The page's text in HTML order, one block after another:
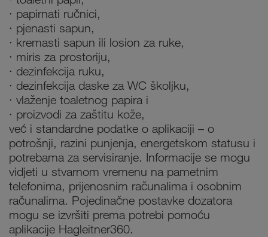
· papirnati ručnici,
· pjenasti sapun,
· kremasti sapun ili losion za ruke,
· miris za prostoriju,
· dezinfekcija ruku,
· dezinfekcija daske za WC školjku,
· vlaženje toaletnog papira i
· proizvodi za zaštitu kože,
već i standardne podatke o aplikaciji – o
potrošnji, razini punjenja, energetskom statusu i
potrebama za servisiranje. Informacije se mogu
vidjeti u stvarnom vremenu na pametnim
telefonima, prijenosnim računalima i osobnim
računalima. Pojedinačne postavke dozatora
mogu se izvršiti prema potrebi pomoću
aplikacije Hagleitner360.